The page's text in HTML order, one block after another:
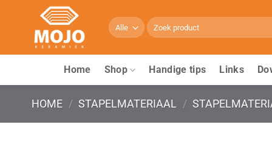
Zoeken
naar:
Home Shop Handige tips Links
HOME / STAPELMATERIAAL /